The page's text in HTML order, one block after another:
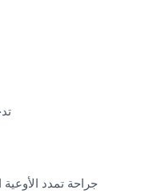
جراحة تمدد الأوعية